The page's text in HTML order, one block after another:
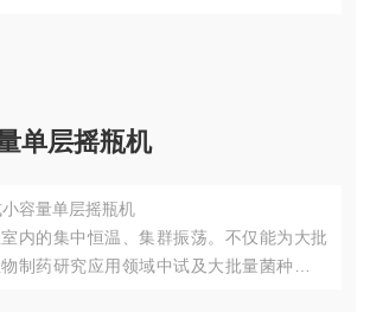
单层摇瓶机
容量单层摇瓶机
内的集中恒温、集群振荡。不仅能为大批
制药研究应用领域中试及大批量菌种筛选